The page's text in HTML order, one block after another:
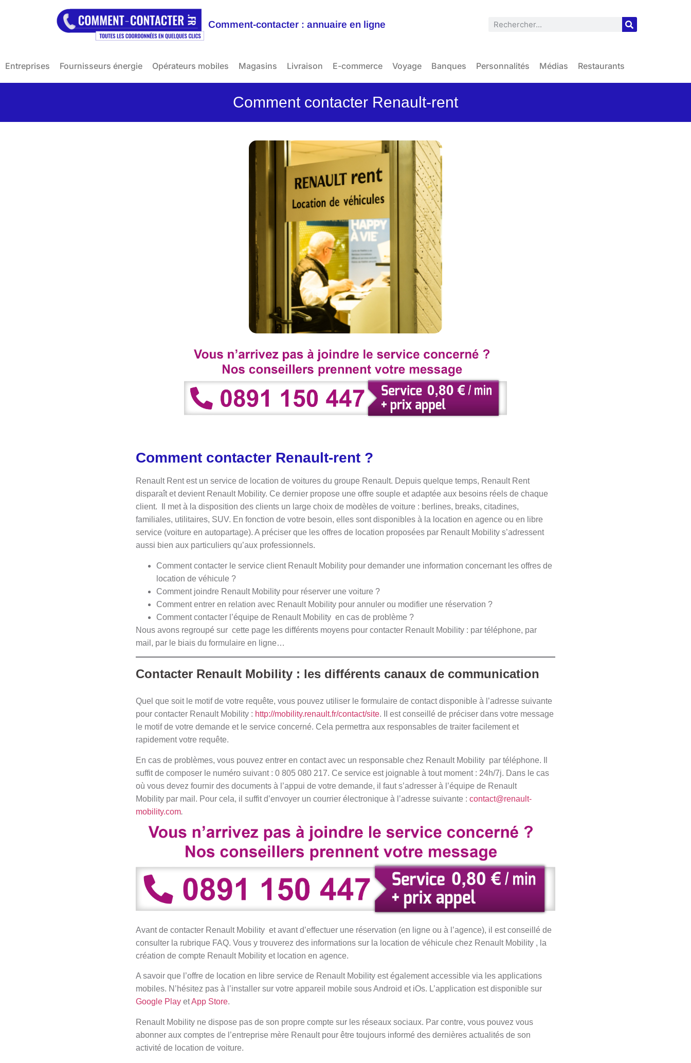
Comment-contacter : annuaire en ligne
Entreprises Fournisseurs énergie Opérateurs mobiles Magasins Livraison E-commerce Voyage Banques Personnalités Médias Restaurants
Comment contacter Renault-rent
Comment contacter Renault-rent ?
Renault Rent est un service de location de voitures du groupe Renault. Depuis quelque temps, Renault Rent
disparaît et devient Renault Mobility. Ce dernier propose une offre souple et adaptée aux besoins réels de chaque
client. Il met à la disposition des clients un large choix de modèles de voiture : berlines, breaks, citadines,
familiales, utilitaires, SUV. En fonction de votre besoin, elles sont disponibles à la location en agence ou en libre
service (voiture en autopartage). A préciser que les offres de location proposées par Renault Mobility s’adressent
aussi bien aux particuliers qu’aux professionnels.
Comment contacter le service client Renault Mobility pour demander une information concernant les offres de
location de véhicule ?
Comment joindre Renault Mobility pour réserver une voiture ?
Comment entrer en relation avec Renault Mobility pour annuler ou modifier une réservation ?
Comment contacter l’équipe de Renault Mobility en cas de problème ?
Nous avons regroupé sur cette page les différents moyens pour contacter Renault Mobility : par téléphone, par
mail, par le biais du formulaire en ligne…
Contacter Renault Mobility : les différents canaux de communication
Quel que soit le motif de votre requête, vous pouvez utiliser le formulaire de contact disponible à l’adresse suivante
pour contacter Renault Mobility : http://mobility.renault.fr/contact/site. II est conseillé de préciser dans votre message
le motif de votre demande et le service concerné. Cela permettra aux responsables de traiter facilement et
rapidement votre requête.
En cas de problèmes, vous pouvez entrer en contact avec un responsable chez Renault Mobility par téléphone. Il
suffit de composer le numéro suivant : 0 805 080 217. Ce service est joignable à tout moment : 24h/7j. Dans le cas
où vous devez fournir des documents à l’appui de votre demande, il faut s’adresser à l’équipe de Renault
Mobility par mail. Pour cela, il suffit d’envoyer un courrier électronique à l’adresse suivante : contact@renault-
mobility.com.
Avant de contacter Renault Mobility et avant d’effectuer une réservation (en ligne ou à l’agence), il est conseillé de
consulter la rubrique FAQ. Vous y trouverez des informations sur la location de véhicule chez Renault Mobility , la
création de compte Renault Mobility et location en agence.
A savoir que l’offre de location en libre service de Renault Mobility est également accessible via les applications
mobiles. N’hésitez pas à l’installer sur votre appareil mobile sous Android et iOs. L’application est disponible sur
Google Play etApp Store.
Renault Mobility ne dispose pas de son propre compte sur les réseaux sociaux. Par contre, vous pouvez vous
abonner aux comptes de l’entreprise mère Renault pour être toujours informé des dernières actualités de son
activité de location de voiture.